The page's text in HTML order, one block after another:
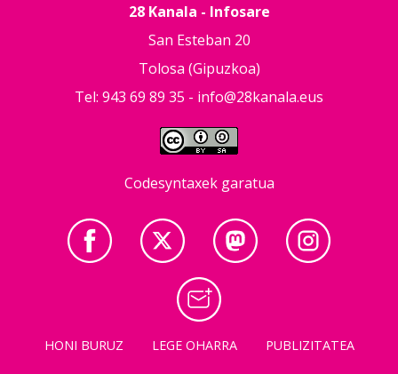
28 Kanala - Infosare
San Esteban 20
Tolosa (Gipuzkoa)
Tel: 943 69 89 35 - info@28kanala.eus
Codesyntaxek garatua
HONI BURUZ LEGE OHARRA
PUBLIZITATEA